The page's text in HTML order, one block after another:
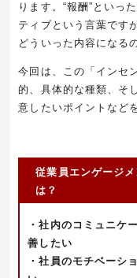
ります。“報酬”といっ
ティブという言葉です
どういった内容になる
今回は、この「インセ
的、具体的な種類、そ
意したいポイントなど
従業員エンゲージ
は？
・社内のコミュニケ
善したい
・社員のモチベーシ